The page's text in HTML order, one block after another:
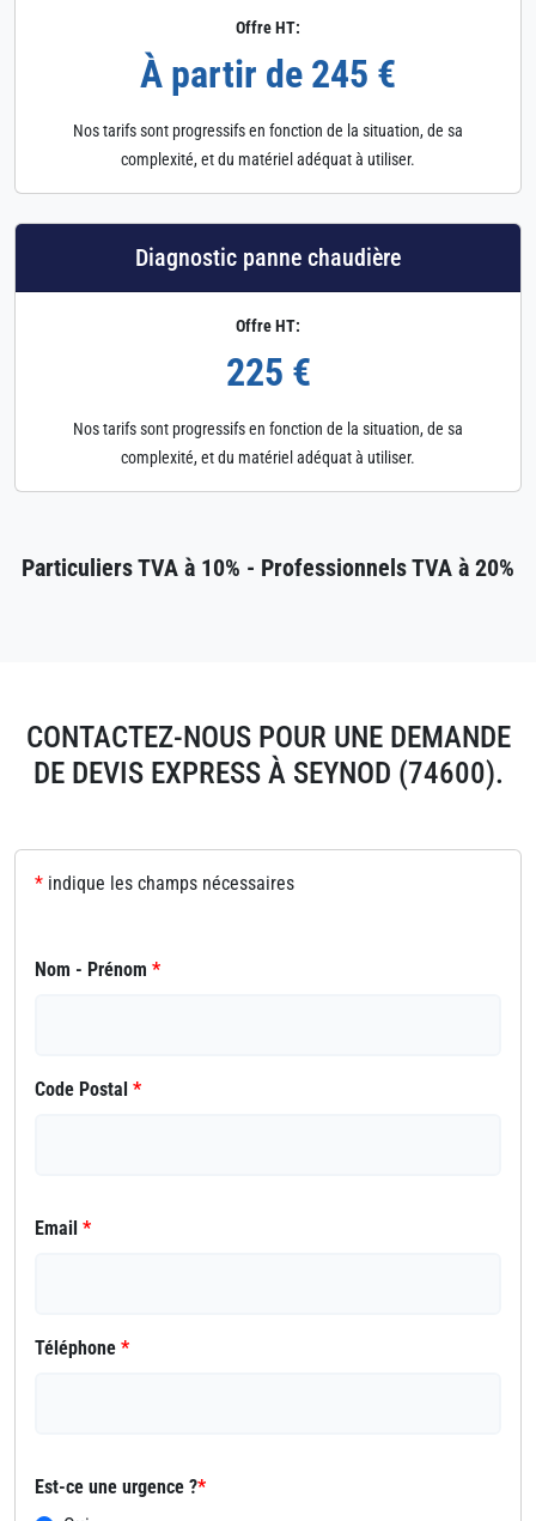
Offre HT:
À partir de 245 €
Nos tarifs sont progressifs en fonction de la situation, de sa
complexité, et du matériel adéquat à utiliser.
Diagnostic panne chaudière
Offre HT:
225 €
Nos tarifs sont progressifs en fonction de la situation, de sa
complexité, et du matériel adéquat à utiliser.
Particuliers TVA à 10% - Professionnels TVA à 20%
CONTACTEZ-NOUS POUR UNE DEMANDE
DE DEVIS EXPRESS À SEYNOD (74600).
* indique les champs nécessaires
Nom - Prénom *
Code Postal *
Email *
Téléphone *
Est-ce une urgence ?*